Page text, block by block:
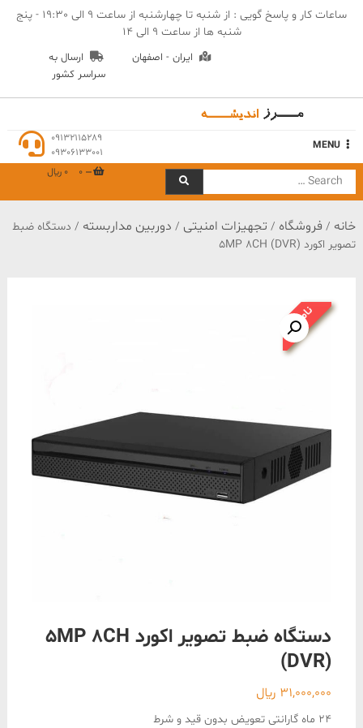
ساعات کار و پاسخ گویی : از شنبه تا چهارشنبه از ساعت 9 الی 19:30 - پنج
شنبه ها از ساعت 9 الی 14
ایران - اصفهان
ارسال به
سراسر کشور
MENU
09132115289
09306133001
Search
for:
0 0 ﷼
خانه / فروشگاه / تجهیزات امنیتی / دوربین مداربسته / دستگاه ضبط
تصویر اکورد 5MP 8CH (DVR)
ناموجود
دستگاه ضبط تصویر اکورد 5MP 8CH
(DVR)
31,000,000 ﷼
24 ماه گارانتی تعویض بدون قید و شرط